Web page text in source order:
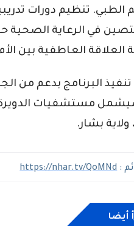
الطبي. تنظيم دورات
في الرعاية الصحية
العلاقة العاطفية بين
مستشفيات الدويرة،
ولاية بشار.
:
https://nhar.tv/QoMNd
أيضا